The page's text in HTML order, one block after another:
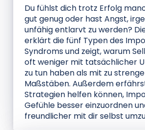
Du fühlst dich trotz Erfolg
gut genug oder hast Angst,
unfähig entlarvt zu werden?
erklärt die fünf Typen des
Syndroms und zeigt, warum
oft weniger mit tatsächlicher
zu tun haben als mit zu
Maßstäben. Außerdem
Strategien helfen können,
Gefühle besser einzuordnen
freundlicher mit dir selbst